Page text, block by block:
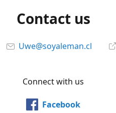
Contact us
Uwe@soyaleman.cl
Connect with us
Facebook